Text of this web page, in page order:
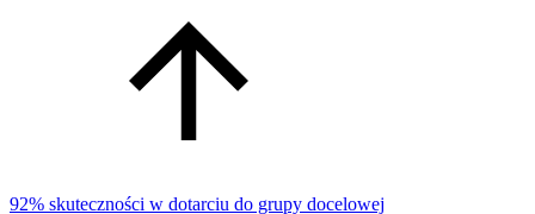
92% skuteczności w dotarciu do grupy docelowej